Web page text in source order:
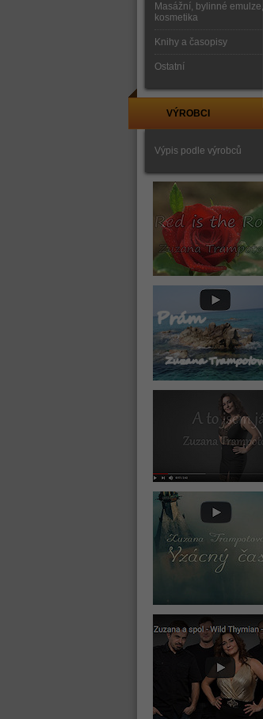
Masážní, bylinné emulze,
kosmetika
Knihy a časopisy
Ostatní
VÝROBCI
Výpis podle výrobců